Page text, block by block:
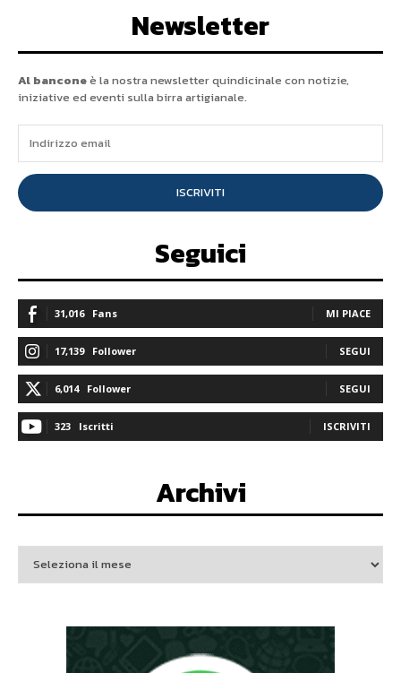
Newsletter
Al banconeè la nostra newsletter quindicinale con notizie,
iniziative ed eventi sulla birra artigianale.
ISCRIVITI
Seguici
31,016 Fans MI PIACE
17,139 Follower SEGUI
6,014 Follower SEGUI
323 Iscritti ISCRIVITI
Archivi